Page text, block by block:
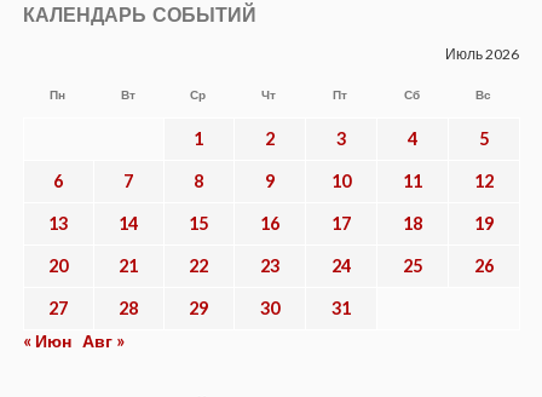
КАЛЕНДАРЬ СОБЫТИЙ
Июль 2026
Пн Вт Ср Чт Пт Сб Вс
1 2 3 4 5
6 7 8 9 10 11 12
13 14 15 16 17 18 19
20 21 22 23 24 25 26
27 28 29 30
31
« Июн Авг »